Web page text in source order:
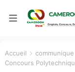
Accueil communique
Concours